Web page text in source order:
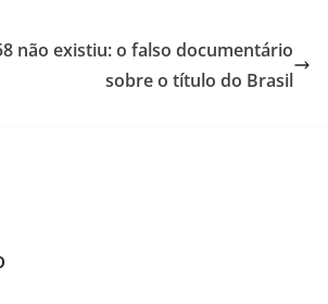
não existiu: o falso documentário
sobre o título do Brasil